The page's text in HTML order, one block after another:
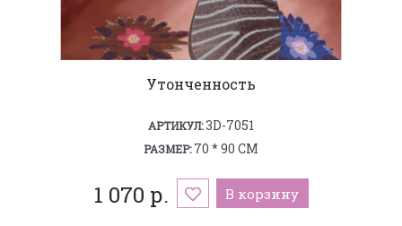
Утонченность
АРТИКУЛ:3D-7051
РАЗМЕР:70 * 90 СМ
1 070 р. В корзину